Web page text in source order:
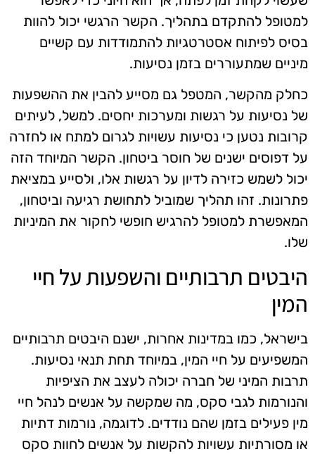
למטופל להתקדם בתהליך. הקשר הרגשי יכול להוות
בסיס לפיתוח אסטרטגיות להתמודדות עם קשיים
מיניים שמתעוררים בזמן נסיעות.
כחלק מהקשר, המטפל גם מסייע להבין את ההשפעות
של נסיעות על רגשות ומערכות יחסים. למשל, לעיתים
קרובות נטען כי נסיעות עשויות לגרום למתח או לחזרה
על דפוסים ישנים של חוסר ביטחון. הקשר המיוחד הזה
יכול לשמש כזירה לדיון על רגשות אלו, ולסייע במציאת
פתרונות. זהו תהליך שמוביל לתחושת רגיעה וביטחון,
המאפשרת למטופל להרגיש חופשי לחקור את המיניות
שלו.
היבטים תרבותיים והשפעות על חיי
המין
בישראל, כמו במדינות אחרות, ישנם היבטים תרבותיים
המשפיעים על חיי המין, במיוחד תחת תנאי נסיעות.
תרבות המיני של חברה יכולה לעצב את הציפיות
והנורמות לגבי סקס, מה שמקשה על אנשים לנהל חיי
מין פעילים בזמן שהם נודדים. לדוגמה, נורמות דתיות
או מסורתיות עשויות להקשות על אנשים לחוות סקס